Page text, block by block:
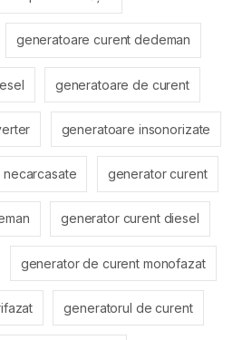
generatoare curent dedeman
generatoare de curent
generatoare insonorizate
generator curent
generator curent diesel
generator de curent monofazat
generatorul de curent